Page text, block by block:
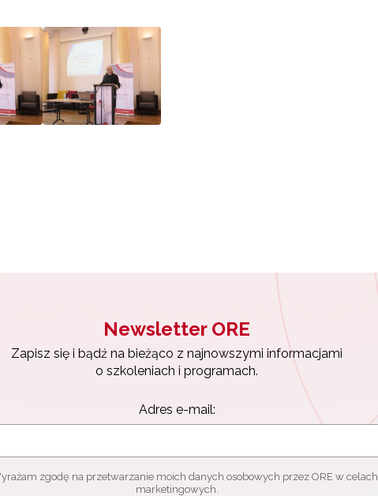
Newsletter ORE
Zapisz się i bądź na bieżąco z najnowszymi informacjami
o szkoleniach i programach.
Adres e-mail:
zgodę na przetwarzanie moich danych osobowych przez ORE w celach
marketingowych.
ORE
się i bądź na bieżąco z najnowszymi informacjami
i programach.